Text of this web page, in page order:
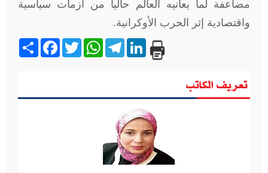
مضاعفة لما يعانيه العالم حاليا من أزمات سياسية
واقتصادية إثر الحرب الأوكرانية.
Share
FacebookTwitter
WhatsApp
Telegram
LinkedIn
تعريف الكاتب